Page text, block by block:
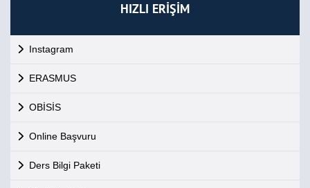
HIZLI ERİŞİM
Instagram
ERASMUS
OBİSİS
Online Başvuru
Ders Bilgi Paketi